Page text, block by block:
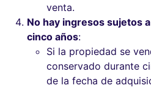
venta.
No hay ingresos sujetos
cinco años:
Si la propiedad se
conservado durante
de la fecha de